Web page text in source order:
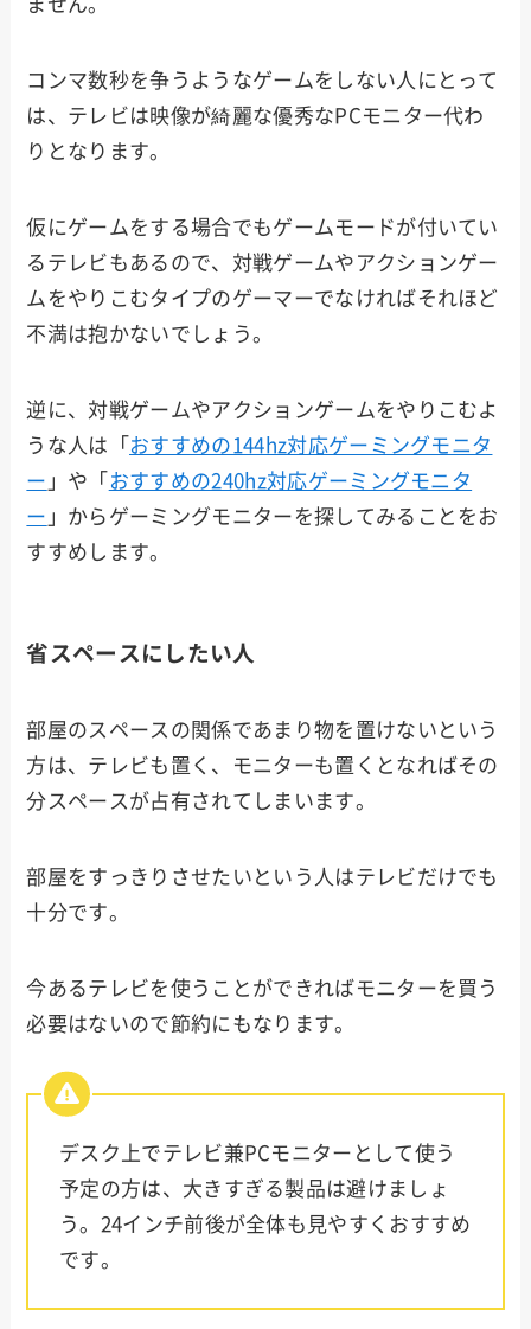
ません。
コンマ数秒を争うようなゲームをしない人にとって
は、テレビは映像が綺麗な優秀なPCモニター代わ
りとなります。
仮にゲームをする場合でもゲームモードが付いてい
るテレビもあるので、対戦ゲームやアクションゲー
ムをやりこむタイプのゲーマーでなければそれほど
不満は抱かないでしょう。
逆に、対戦ゲームやアクションゲームをやりこむよ
うな人は「 おすすめの144hz対応ゲーミングモニタ
ー 」や「 おすすめの240hz対応ゲーミングモニタ
ー 」からゲーミングモニターを探してみることをお
すすめします。
省スペースにしたい人
部屋のスペースの関係であまり物を置けないという
方は、テレビも置く、モニターも置くとなればその
分スペースが占有されてしまいます。
部屋をすっきりさせたいという人はテレビだけでも
十分です。
今あるテレビを使うことができればモニターを買う
必要はないので節約にもなります。
デスク上でテレビ兼PCモニターとして使う
予定の方は、大きすぎる製品は避けましょ
う。24インチ前後が全体も見やすくおすすめ
です。